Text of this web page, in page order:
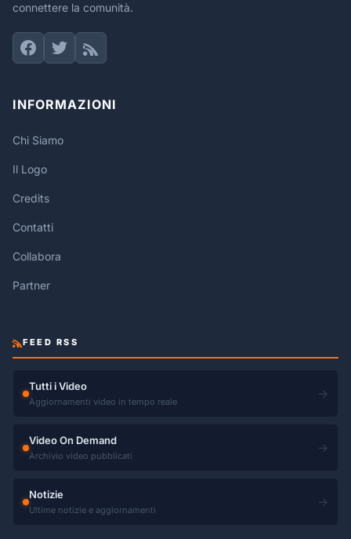
connettere la comunità.
INFORMAZIONI
Chi Siamo
Il Logo
Credits
Contatti
Collabora
Partner
FEED RSS
Tutti i Video
Aggiornamenti video in tempo reale
→
Video On Demand
Archivio video pubblicati
→
Notizie
Ultime notizie e aggiornamenti
→